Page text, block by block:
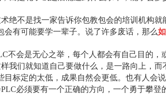
不是找一家告诉你包教包会的培训机构就
会有可能要学一辈子。说了许多废话，那么
会是无心之举，每个人都会有自己目的，
我们就知道自己要做什么，是一路向上，
目标定的太低，成果自然会更低。也有人会
必须要有一个正确的方向，一个勇于攀登